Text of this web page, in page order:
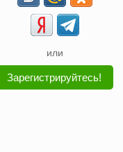
или
Зарегистрируйтесь!